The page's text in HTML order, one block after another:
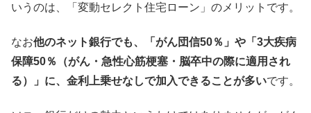
いうのは、「変動セレクト住宅ローン」のメリットです。
なお他のネット銀行でも、「がん団信50％」や「3大疾病
保障50％（がん・急性心筋梗塞・脳卒中の際に適用され
る）」に、金利上乗せなしで加入できることが多いです。